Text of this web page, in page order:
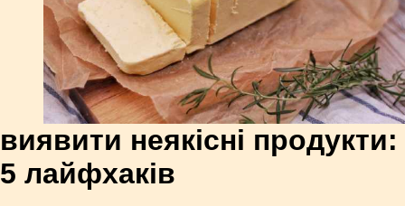
виявити неякісні продукти:
5 лайфхаків